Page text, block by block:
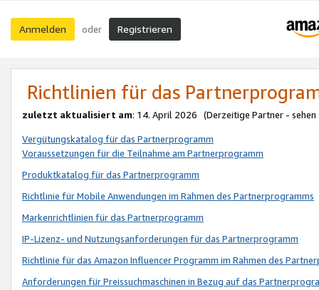
Anmelden oder Registrieren
Richtlinien für das
zuletzt aktualisiert am: 14. April 2026 (Derzeitige Partner - sehen
Vergütungskatalog für das Partnerprogramm
Voraussetzungen für die Teilnahme am Partnerprogramm
Produktkatalog für das Partnerprogramm
Richtlinie für Mobile Anwendungen im Rahmen des Partnerprogramms
Markenrichtlinien für das Partnerprogramm
IP-Lizenz- und Nutzungsanforderungen für das Partnerprogramm
Richtlinie für das Amazon Influencer Programm im Rahmen des
Anforderungen für Preissuchmaschinen in Bezug auf das